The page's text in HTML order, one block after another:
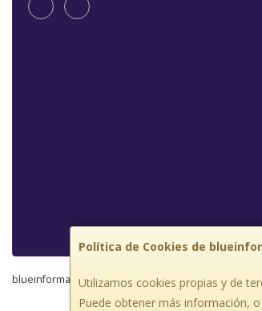
Política de Cookies de
Utilizamos cookies propias y de
Puede obtener más información,
blueinformatica.com © 2026